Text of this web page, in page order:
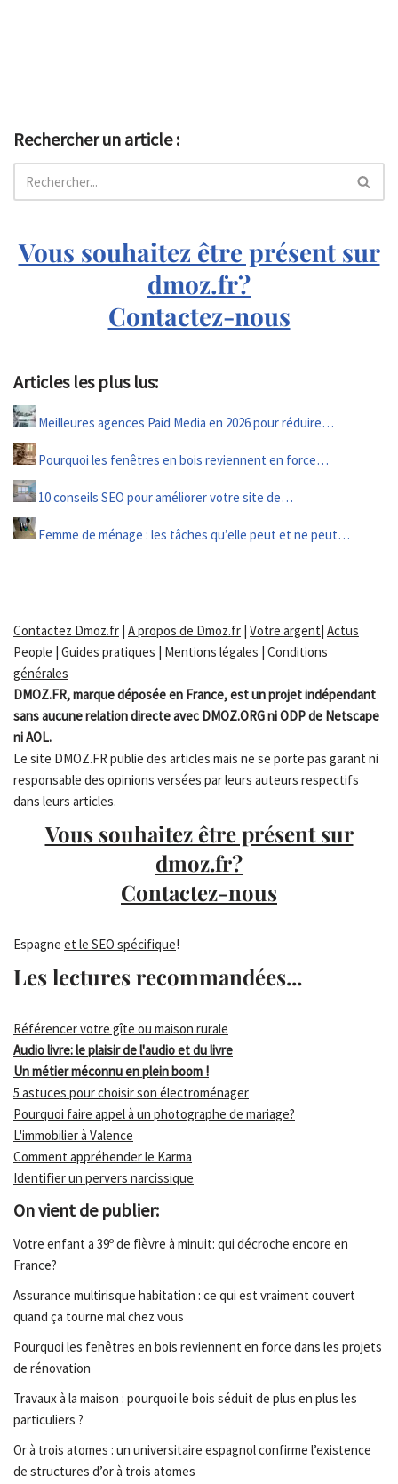
Rechercher un article :
Vous souhaitez être présent sur
dmoz.fr?
Contactez-nous
Articles les plus lus:
Meilleures agences Paid Media en 2026 pour réduire…
Pourquoi les fenêtres en bois reviennent en force…
10 conseils SEO pour améliorer votre site de…
Femme de ménage : les tâches qu’elle peut et ne peut…
Contactez Dmoz.fr | A propos de Dmoz.fr | Votre argent| Actus
People | Guides pratiques | Mentions légales | Conditions
générales
DMOZ.FR, marque déposée en France, est un projet indépendant
sans aucune relation directe avec DMOZ.ORG ni ODP de Netscape
ni AOL.
Le site DMOZ.FR publie des articles mais ne se porte pas garant ni
responsable des opinions versées par leurs auteurs respectifs
dans leurs articles.
Vous souhaitez être présent sur
dmoz.fr?
Contactez-nous
Espagne et le SEO spécifique!
Les lectures recommandées...
Référencer votre gîte ou maison rurale
Audio livre: le plaisir de l'audio et du livre
Un métier méconnu en plein boom !
5 astuces pour choisir son électroménager
Pourquoi faire appel à un photographe de mariage?
L'immobilier à Valence
Comment appréhender le Karma
Identifier un pervers narcissique
On vient de publier:
Votre enfant a 39º de fièvre à minuit: qui décroche encore en
France?
Assurance multirisque habitation : ce qui est vraiment couvert
quand ça tourne mal chez vous
Pourquoi les fenêtres en bois reviennent en force dans les projets
de rénovation
Travaux à la maison : pourquoi le bois séduit de plus en plus les
particuliers ?
Or à trois atomes : un universitaire espagnol confirme l’existence
de structures d’or à trois atomes